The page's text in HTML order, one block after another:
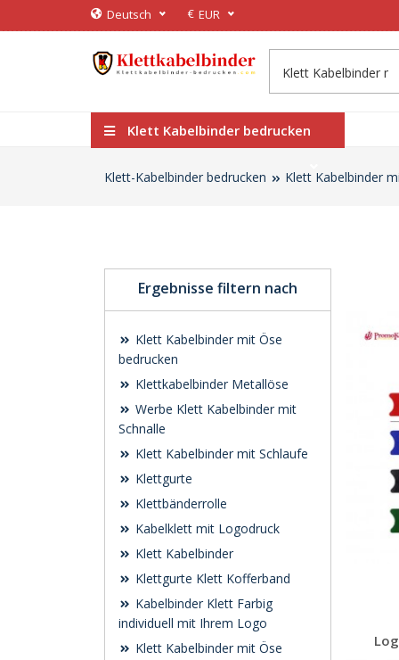
Deutsch € EUR
Klett Kabelbinder bedrucken
Klett-Kabelbinder bedrucken Klett Kabelbinder
Ergebnisse filtern nach
Klett Kabelbinder mit Öse
bedrucken
Klettkabelbinder Metallöse
Werbe Klett Kabelbinder mit
Schnalle
Klett Kabelbinder mit Schlaufe
Klettgurte
Klettbänderrolle
Kabelklett mit Logodruck
Klett Kabelbinder
Klettgurte Klett Kofferband
Kabelbinder Klett Farbig
individuell mit Ihrem Logo
Klett Kabelbinder mit Öse